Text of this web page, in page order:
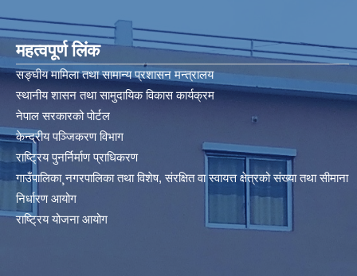
महत्वपूर्ण लिंक
सङ्घीय मामिला तथा सामान्य प्रशासन मन्त्रालय
स्थानीय शासन तथा सामुदायिक विकास कार्यक्रम
नेपाल सरकारको पोर्टल
केन्द्रीय पञ्जिकरण विभाग
राष्ट्रिय पुनर्निर्माण प्राधिकरण
गाउँपालिका¸नगरपालिका तथा विशेष, संरक्षित वा स्वायत्त क्षेत्रको संख्या तथा सीमाना
निर्धारण आयोग​
राष्ट्रिय योजना आयोग